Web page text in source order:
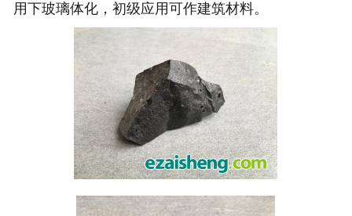
用下玻璃体化，初级应用可作建筑材料。